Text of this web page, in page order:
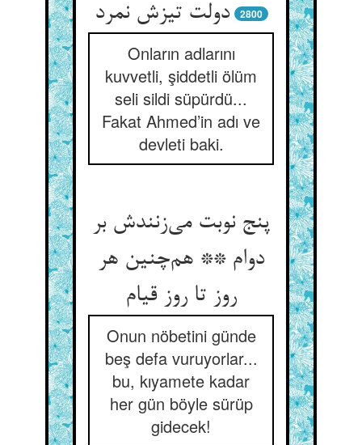
دولت تیزش نمرد
2800
Onların adlarını
kuvvetli, şiddetli ölüm
seli sildi süpürdü...
Fakat Ahmed’in adı ve
devleti baki.
پنج نوبت می‌زنندش بر
دوام ** هم‌چنین هر
روز تا روز قیام
Onun nöbetini günde
beş defa vuruyorlar...
bu, kıyamete kadar
her gün böyle sürüp
gidecek!